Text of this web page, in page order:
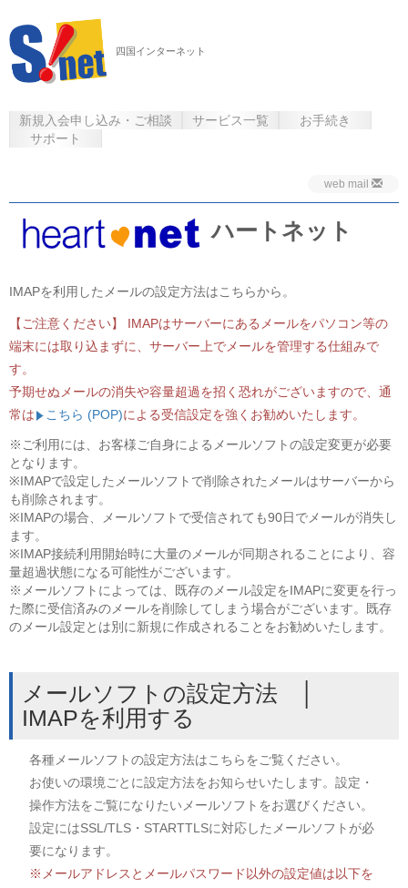
四国インターネット
新規入会申し込み・ご相談 サービス一覧
お手続き
サポート
web mail
ハートネット
IMAPを利用したメールの設定方法はこちらから。
【ご注意ください】 IMAPはサーバーにあるメールをパソコン等の
端末には取り込まずに、サーバー上でメールを管理する仕組みで
す。
予期せぬメールの消失や容量超過を招く恐れがございますので、通
常は
こちら (POP)による受信設定を強くお勧めいたします。
※ご利用には、お客様ご自身によるメールソフトの設定変更が必要
となります。
※IMAPで設定したメールソフトで削除されたメールはサーバーから
も削除されます。
※IMAPの場合、メールソフトで受信されても90日でメールが消失し
ます。
※IMAP接続利用開始時に大量のメールが同期されることにより、容
量超過状態になる可能性がございます。
※メールソフトによっては、既存のメール設定をIMAPに変更を行っ
た際に受信済みのメールを削除してしまう場合がございます。既存
のメール設定とは別に新規に作成されることをお勧めいたします。
メールソフトの設定方法 │
IMAPを利用する
各種メールソフトの設定方法はこちらをご覧ください。
お使いの環境ごとに設定方法をお知らせいたします。設定・
操作方法をご覧になりたいメールソフトをお選びください。
設定にはSSL/TLS・STARTTLSに対応したメールソフトが必
要になります。
※メールアドレスとメールパスワード以外の設定値は以下を